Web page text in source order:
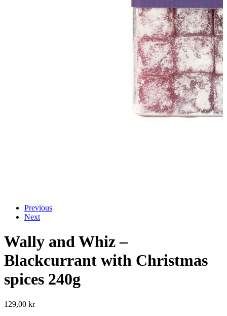
Previous
Next
Wally and Whiz –
Blackcurrant with Christmas
spices 240g
129,00 kr